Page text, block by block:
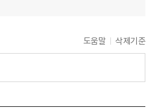
도움말 삭제기준